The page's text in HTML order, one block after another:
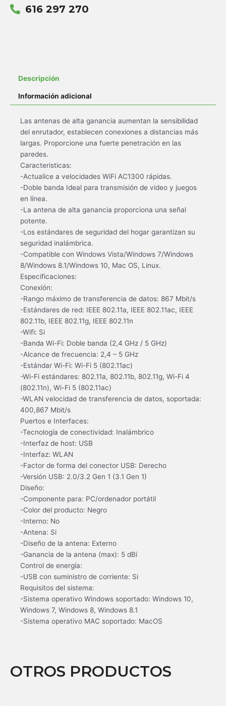
616 297 270
Descripción
Información adicional
Las antenas de alta ganancia aumentan la sensibilidad
del enrutador, establecen conexiones a distancias más
largas. Proporcione una fuerte penetración en las
paredes.
Caracteristicas:
-Actualice a velocidades WiFi AC1300 rápidas.
-Doble banda Ideal para transmisión de video y juegos
en línea.
-La antena de alta ganancia proporciona una señal
potente.
-Los estándares de seguridad del hogar garantizan su
seguridad inalámbrica.
-Compatible con Windows Vista/Windows 7/Windows
8/Windows 8.1/Windows 10, Mac OS, Linux.
Especificaciones:
Conexión:
-Rango máximo de transferencia de datos: 867 Mbit/s
-Estándares de red: IEEE 802.11a, IEEE 802.11ac, IEEE
802.11b, IEEE 802.11g, IEEE 802.11n
-Wifi: Si
-Banda Wi-Fi: Doble banda (2,4 GHz / 5 GHz)
-Alcance de frecuencia: 2,4 – 5 GHz
-Estándar Wi-Fi: Wi-Fi 5 (802.11ac)
-Wi-Fi estándares: 802.11a, 802.11b, 802.11g, Wi-Fi 4
(802.11n), Wi-Fi 5 (802.11ac)
-WLAN velocidad de transferencia de datos, soportada:
400,867 Mbit/s
Puertos e Interfaces:
-Tecnología de conectividad: Inalámbrico
-Interfaz de host: USB
-Interfaz: WLAN
-Factor de forma del conector USB: Derecho
-Versión USB: 2.0/3.2 Gen 1 (3.1 Gen 1)
Diseño:
-Componente para: PC/ordenador portátil
-Color del producto: Negro
-Interno: No
-Antena: Si
-Diseño de la antena: Externo
-Ganancia de la antena (max): 5 dBi
Control de energía:
-USB con suministro de corriente: Si
Requisitos del sistema:
-Sistema operativo Windows soportado: Windows 10,
Windows 7, Windows 8, Windows 8.1
-Sistema operativo MAC soportado: MacOS
OTROS PRODUCTOS